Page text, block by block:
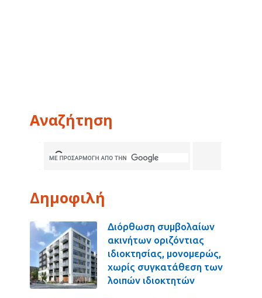
Αναζήτηση
Δημοφιλή
Διόρθωση συμβολαίων
ακινήτων οριζόντιας
ιδιοκτησίας, μονομερώς,
χωρίς συγκατάθεση των
λοιπών ιδιοκτητών